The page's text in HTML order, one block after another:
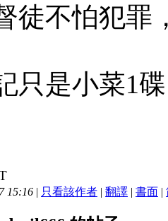
徒不怕犯罪
只是小菜1碟
15:16 | 只看該作者 | 翻譯 | 書面 |